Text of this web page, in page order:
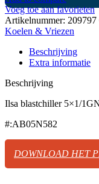
Voeg toe aan favorieten
Artikelnummer: 209797
Koelen & Vriezen
Beschrijving
Extra informatie
Beschrijving
Ilsa blastchiller 5×1/
#:AB05N582
DOWNLOAD HET